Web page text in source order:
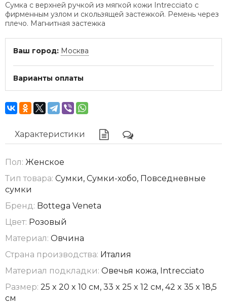
Сумка с верхней ручкой из мягкой кожи Intrecciato с
фирменным узлом и скользящей застежкой. Ремень через
плечо. Магнитная застежка
Ваш город: Москва
Варианты оплаты
Характеристики
Пол: Женское
Тип товара: Сумки, Сумки-хобо, Повседневные
сумки
Бренд: Bottega Veneta
Цвет: Розовый
Материал: Овчина
Страна производства: Италия
Материал подкладки: Овечья кожа, Intrecciato
Размер: 25 x 20 x 10 см, 33 x 25 x 12 см, 42 x 35 x 18,5
см